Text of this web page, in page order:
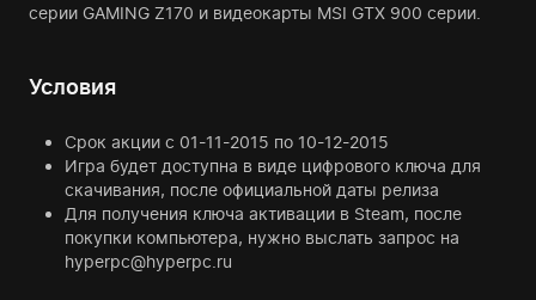
серии GAMING Z170 и видеокарты MSI GTX 900 серии.
Условия
Срок акции с 01-11-2015 по 10-12-2015
Игра будет доступна в виде цифрового ключа для
скачивания, после официальной даты релиза
Для получения ключа активации в Steam, после
покупки компьютера, нужно выслать запрос на
hyperpc@hyperpc.ru